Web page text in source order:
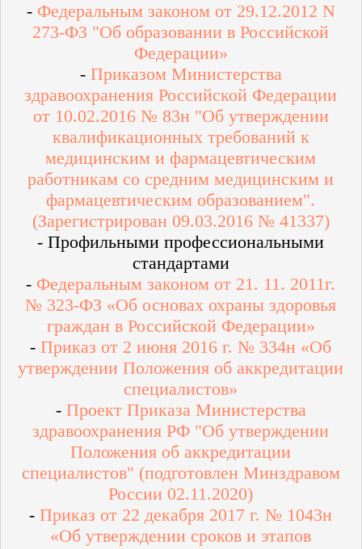
- Федеральным законом от 29.12.2012 N
273-ФЗ "Об образовании в Российской
Федерации»
- Приказом Министерства
здравоохранения Российской Федерации
от 10.02.2016 № 83н "Об утверждении
квалификационных требований к
медицинским и фармацевтическим
работникам со средним медицинским и
фармацевтическим образованием".
(Зарегистрирован 09.03.2016 № 41337)
- Профильными профессиональными
стандартами
- Федеральным законом от 21. 11. 2011г.
№ 323-ФЗ «Об основах охраны здоровья
граждан в Российской Федерации»
- Приказ от 2 июня 2016 г. № 334н «Об
утверждении Положения об аккредитации
специалистов»
- Проект Приказа Министерства
здравоохранения РФ "Об утверждении
Положения об аккредитации
специалистов" (подготовлен Минздравом
России 02.11.2020)
- Приказ от 22 декабря 2017 г. № 1043н
«Об утверждении сроков и этапов